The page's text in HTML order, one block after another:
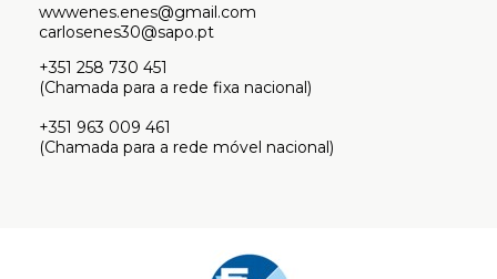
wwwenes.enes@gmail.com
carlosenes30@sapo.pt
+351 258 730 451
(Chamada para a rede fixa nacional)
+351 963 009 461
(Chamada para a rede móvel nacional)